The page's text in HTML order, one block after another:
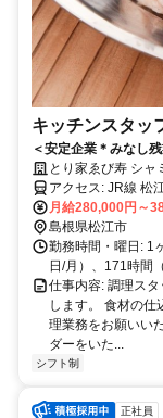
キッチンスタッ
＜安定企業＊みなし
タッフとり家ゑび寿 シャ
月給280,000円～
島根県松江市
勤務時間・曜日: 1
日/月）、171時間
仕事内容: 調理ス
します。 食材の仕
理業務をお願いい
ダーをいた...
シフト制
正社員